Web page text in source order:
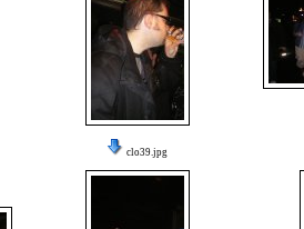
clo39.jpg